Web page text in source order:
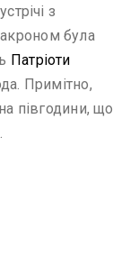
з
була
Патріоти
Примітно,
півгодини, що